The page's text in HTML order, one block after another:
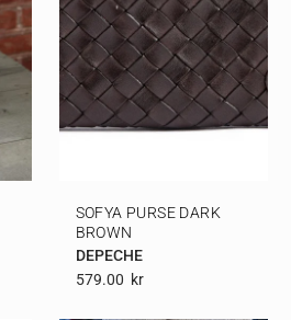
SOFYA PURSE DARK
BROWN
DEPECHE
579.00 Kr